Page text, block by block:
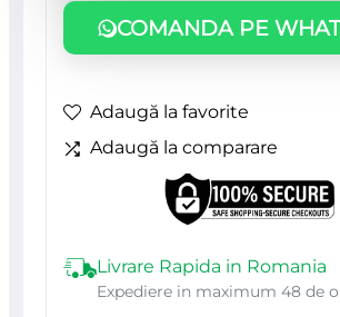
Livrare Rapida in Romania
Expediere in maximum 48 de
COMANDA PE
cm/58
mm,
HOBBY
Adaugă la favorite
Adaugă la comparare